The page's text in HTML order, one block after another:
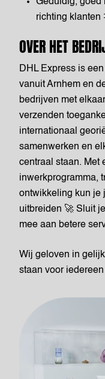
richting klanten
OVER HET
DHL Express is
vanuit Arnhem en
bedrijven met
verzenden
internationaal
samenwerken en
centraal staan. Met
inwerkprogramma,
ontwikkeling kun je
uitbreiden 🚀 Sluit
mee aan betere
Wij geloven in
staan voor